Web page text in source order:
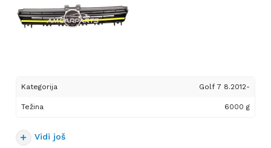
Kategorija Golf 7 8.2012-
Težina 6000 g
Vidi još